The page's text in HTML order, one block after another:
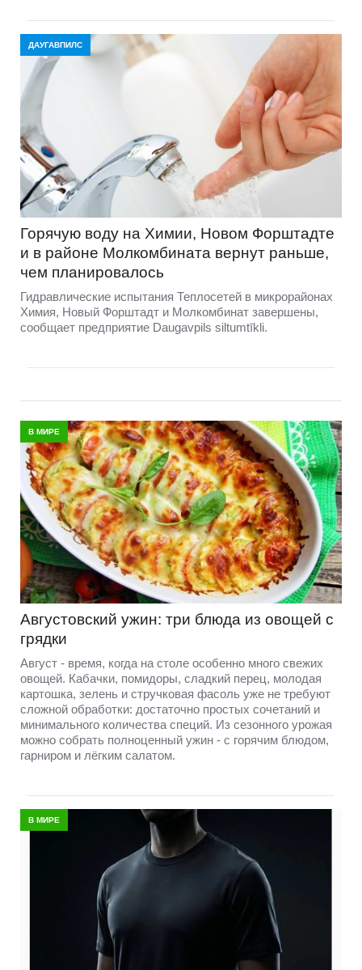
ДАУГАВПИЛС
Горячую воду на Химии, Новом Форштадте
и в районе Молкомбината вернут раньше,
чем планировалось
Гидравлические испытания Теплосетей в микрорайонах
Химия, Новый Форштадт и Молкомбинат завершены,
сообщает предприятие Daugavpils siltumtīkli.
В МИРЕ
Августовский ужин: три блюда из овощей с
грядки
Август - время, когда на столе особенно много свежих
овощей. Кабачки, помидоры, сладкий перец, молодая
картошка, зелень и стручковая фасоль уже не требуют
сложной обработки: достаточно простых сочетаний и
минимального количества специй. Из сезонного урожая
можно собрать полноценный ужин - с горячим блюдом,
гарниром и лёгким салатом.
В МИРЕ